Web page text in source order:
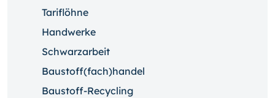
Tariflöhne
Handwerke
Schwarzarbeit
Baustoff(fach)handel
Baustoff-Recycling